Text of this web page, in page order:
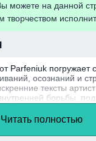
можете на данной
творчеством
Parfeniuk погружает
осознаний и
тексты
борьбы,
от ограничений и
Читать полностью